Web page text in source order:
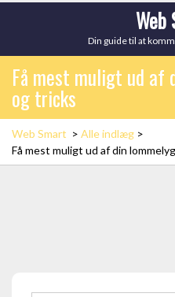
Web
Din guide til at
Få mest muligt ud af
og tricks
Web Smart > Alle indlæg >
Få mest muligt ud af din